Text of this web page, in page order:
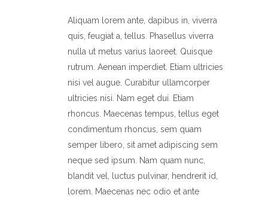
Aliquam lorem ante, dapibus in, viverra
quis, feugiat a, tellus. Phasellus viverra
nulla ut metus varius laoreet. Quisque
rutrum. Aenean imperdiet. Etiam ultricies
nisi vel augue. Curabitur ullamcorper
ultricies nisi. Nam eget dui. Etiam
rhoncus. Maecenas tempus, tellus eget
condimentum rhoncus, sem quam
semper libero, sit amet adipiscing sem
neque sed ipsum. Nam quam nunc,
blandit vel, luctus pulvinar, hendrerit id,
lorem. Maecenas nec odio et ante